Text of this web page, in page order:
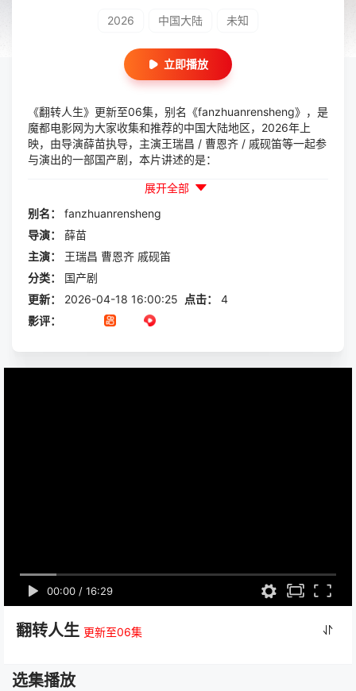
2026 中国大陆 未知
立即播放
《翻转人生》更新至06集，别名《fanzhuanrensheng》，是
魔都电影网为大家收集和推荐的中国大陆地区，2026年上
映，由导演薛苗执导，主演王瑞昌 / 曹恩齐 / 戚砚笛等一起参
与演出的一部国产剧，本片讲述的是：
展开全部
别名：
fanzhuanrensheng
导演：
薛苗
主演：
王瑞昌 曹恩齐 戚砚笛
分类：
国产剧
更新：
2026-04-18 16:00:25 点击：
4
影评：
00:00 / 16:29
翻转人生 更新至06集
选集播放